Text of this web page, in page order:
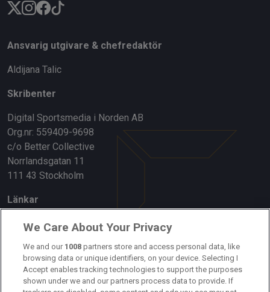
Ansvarig utgivare & chefredaktör
Aldijana Talic
Skribenter
Digital Sportsmedia i Norden AB
Org.nr: 559409-9698
c/o Better Collective
Norrlandsgatan 11
111 43 Stockholm
Länkar
Om oss
Kontakta oss
Kundtjänst
We Care About Your Privacy
We and our 1008 partners store and access personal data, like
browsing data or unique identifiers, on your device. Selecting I
Accept enables tracking technologies to support the purposes
shown under we and our partners process data to provide. If